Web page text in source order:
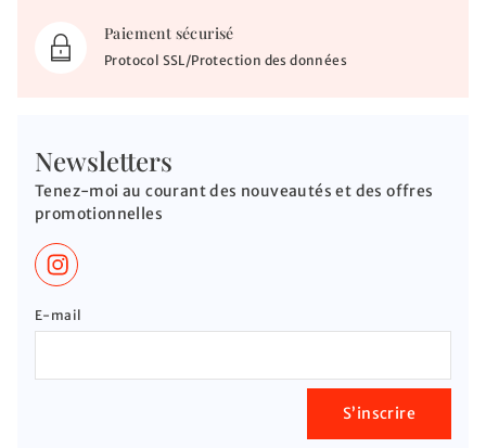
Paiement sécurisé
Protocol SSL/Protection des données
Newsletters
Tenez-moi au courant des nouveautés et des offres
promotionnelles
E-mail
S’inscrire